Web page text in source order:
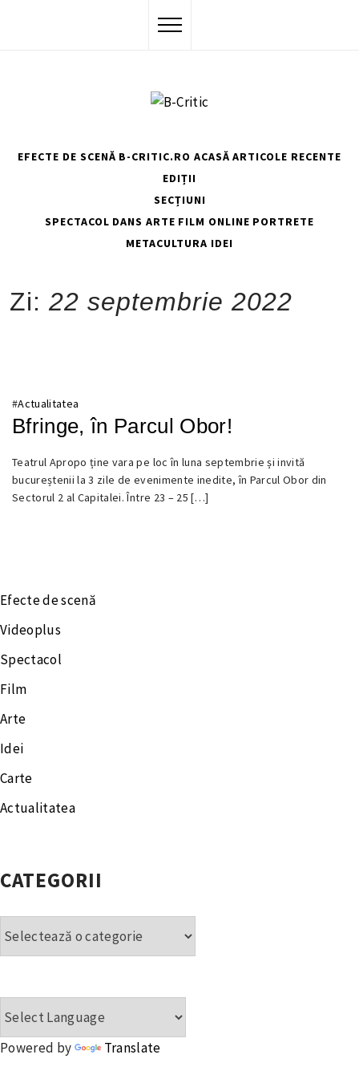
EFECTE DE SCENĂ B-CRITIC.RO ACASĂ ARTICOLE RECENTE
EDIȚII
SECȚIUNI
SPECTACOL DANS ARTE FILM ONLINE PORTRETE
METACULTURA IDEI
SEPTEMBRIE 22
Zi: 22 septembrie 2022
#Actualitatea
Bfringe, în Parcul Obor!
22
SEPTEMBRIE
Teatrul Apropo ține vara pe loc în luna septembrie și invită
bucureștenii la 3 zile de evenimente inedite, în Parcul Obor din
Sectorul 2 al Capitalei. Între 23 – 25 […]
Efecte de scenă
Videoplus
Spectacol
Film
Arte
Idei
Carte
Actualitatea
CATEGORII
Powered by Translate